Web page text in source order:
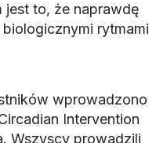
jest to, że naprawdę
rytmami
wprowadzono
Intervention
Wszyscy prowadzili